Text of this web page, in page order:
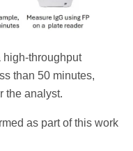
throughput
than 50 minutes,
the analyst.
as part of this work